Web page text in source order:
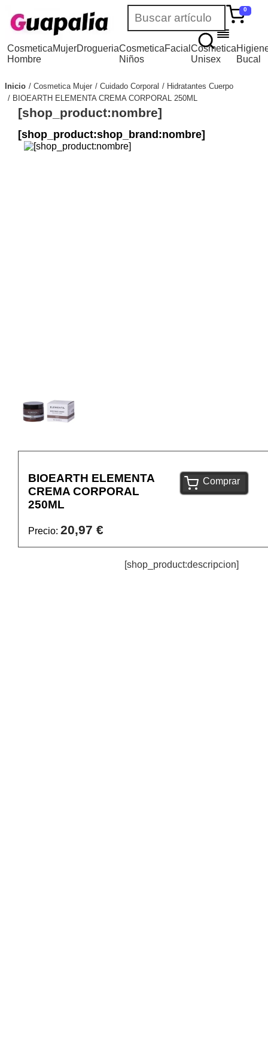
0
Cosmetica
Hombre
MujerDrogueriaCosmetica
Niños
FacialCosmetica
Unisex
Bucal
Inicio Cosmetica Mujer Cuidado Corporal
Hidratantes Cuerpo
BIOEARTH ELEMENTA CREMA CORPORAL 250ML
[shop_product:nombre]
[shop_product:shop_brand:nombre]
BIOEARTH ELEMENTA
CREMA CORPORAL
250ML
Precio: 20,97 €
Comprar
[shop_product:descripcion]